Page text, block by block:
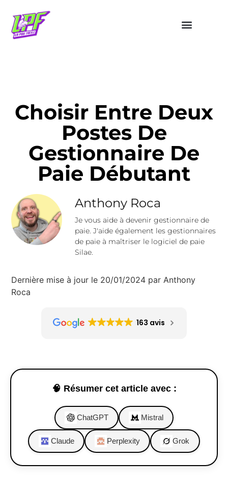
Choisir Entre Deux
Postes De
Gestionnaire De
Paie Débutant
Anthony Roca
Je vous aide à devenir gestionnaire de
paie. J'aide également les gestionnaires
de paie à maîtriser le logiciel de paie
Silae.
Dernière mise à jour le 20/01/2024 par Anthony
Roca
163 avis
🧠 Résumer cet article avec :
ChatGPT Mistral
Claude Perplexity Grok